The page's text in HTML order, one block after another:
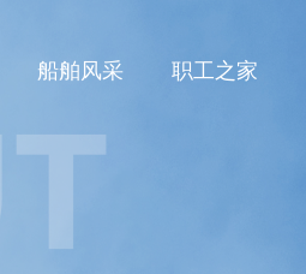
船舶风采 职工之家